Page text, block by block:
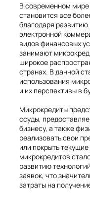
В современном
становится все
благодаря развитию
электронной
видов финансовых
занимают
широкое
странах. В данной
использования
и их перспективы в
Микрокредиты
ссуды,
бизнесу, а также
реализовать свои
или покрыть
микрокредитов
развитию
заявок, что
затраты на